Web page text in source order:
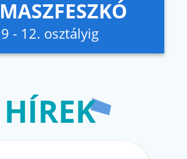
9 - 12. osztályig
HÍREK